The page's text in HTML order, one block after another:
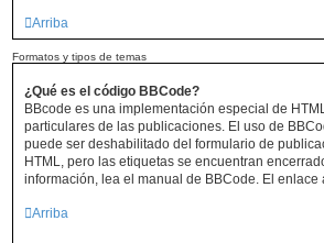
Arriba
Formatos y tipos de temas
¿Qué es el código BBCode?
BBcode es una implementación especial de
particulares de las publicaciones. El uso de
puede ser deshabilitado del formulario de
HTML, pero las etiquetas se encuentran
información, lea el manual de BBCode. El
Arriba